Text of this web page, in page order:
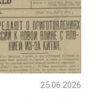
25.06.2026